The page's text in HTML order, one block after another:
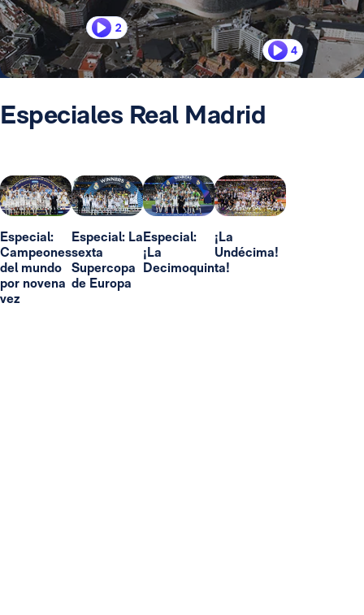
2
4
Especiales Real Madrid
Especial:
Campeones
del mundo
por novena
vez
Especial: La
sexta
Supercopa
de Europa
Especial:
¡La
Decimoquinta!
¡La
Undécima!